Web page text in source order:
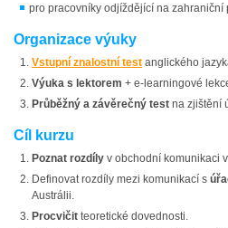
pro pracovníky odjíždějící na
Organizace výuky
Vstupní znalostní test anglického
Výuka s lektorem + e-learningové
Průběžný a závěrečný test na zjištění
Cíl kurzu
Poznat rozdíly v obchodní komunikaci
Definovat rozdíly mezi komunikací s
Austrálii.
Procvičit teoretické dovednosti.